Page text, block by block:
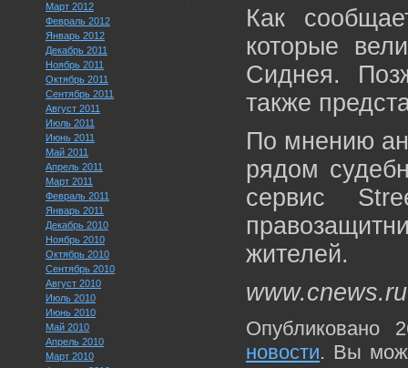
Март 2012
Февраль 2012
Январь 2012
Декабрь 2011
Ноябрь 2011
Октябрь 2011
Сентябрь 2011
Август 2011
Июль 2011
Июнь 2011
Май 2011
Апрель 2011
Март 2011
Февраль 2011
Январь 2011
Декабрь 2010
Ноябрь 2010
Октябрь 2010
Сентябрь 2010
Август 2010
Июль 2010
Июнь 2010
Май 2010
Апрель 2010
Март 2010
Как
которые
Сиднея.
также
По мнению
рядом
сервис
жителей.
www.cnews.ru
Опубликовано
новости. Вы